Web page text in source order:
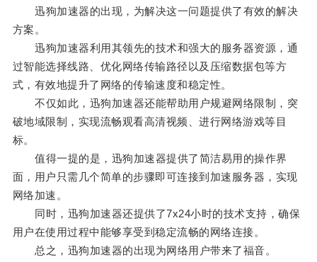
迅狗加速器的出现，为解决这一问题提供了有效的解决
方案。
迅狗加速器利用其领先的技术和强大的服务器资源，通
过智能选择线路、优化网络传输路径以及压缩数据包等方
式，有效地提升了网络的传输速度和稳定性。
不仅如此，迅狗加速器还能帮助用户规避网络限制，突
破地域限制，实现流畅观看高清视频、进行网络游戏等目
标。
值得一提的是，迅狗加速器提供了简洁易用的操作界
面，用户只需几个简单的步骤即可连接到加速服务器，实现
网络加速。
同时，迅狗加速器还提供了7x24小时的技术支持，确保
用户在使用过程中能够享受到稳定流畅的网络连接。
总之，迅狗加速器的出现为网络用户带来了福音。